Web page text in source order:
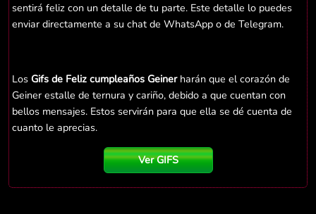
sentirá feliz con un detalle de tu parte. Este detalle lo puedes
enviar directamente a su chat de WhatsApp o de Telegram.
Los Gifs de Feliz cumpleaños Geinerharán que el corazón de
Geiner estalle de ternura y cariño, debido a que cuentan con
bellos mensajes. Estos servirán para que ella se dé cuenta de
cuanto le aprecias.
Ver GIFS